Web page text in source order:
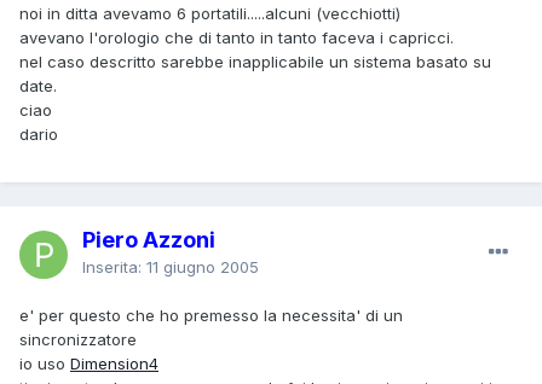
noi in ditta avevamo 6 portatili.....alcuni (vecchiotti)
avevano l'orologio che di tanto in tanto faceva i capricci.
nel caso descritto sarebbe inapplicabile un sistema basato su
date.
ciao
dario
Piero Azzoni
Inserita: 11 giugno 2005
e' per questo che ho premesso la necessita' di un
sincronizzatore
io uso Dimension4